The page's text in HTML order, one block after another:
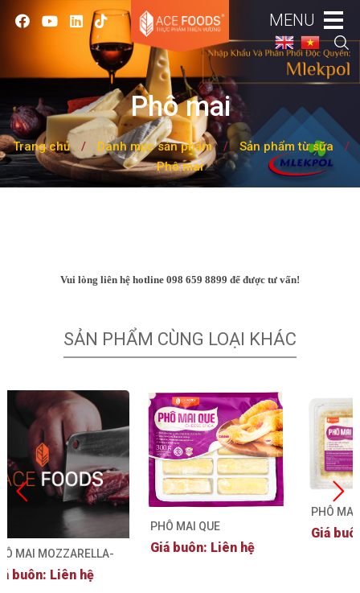
MENU
Phô mai
Trang chủ / Danh mục sản phẩm / Sản phẩm từ sữa /
Phô mai
Vui lòng liên hệ hotline 098 659 8899 để được tư vấn!
SẢN PHẨM CÙNG LOẠI KHÁC
MAI MOZZARELLA-
HIỆU HAPPY BARN
buôn: Liên hệ
PHÔ MAI QUE
Giá buôn: Liên hệ
PHÔ MAI
Giá